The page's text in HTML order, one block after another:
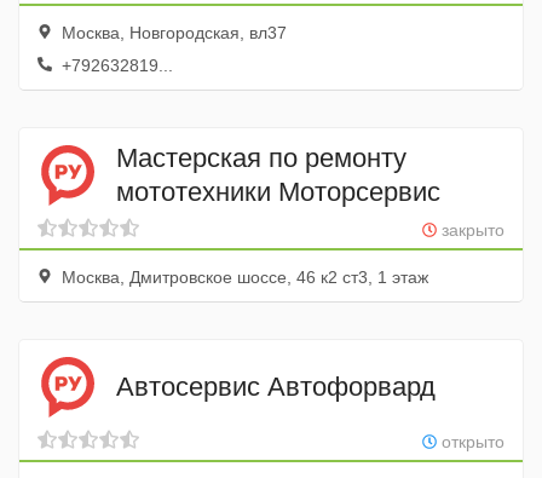
Москва, Новгородская, вл37
+792632819...
Мастерская по ремонту
мототехники Моторсервис
закрыто
Москва, Дмитровское шоссе, 46 к2 ст3, 1 этаж
Автосервис Автофорвард
открыто